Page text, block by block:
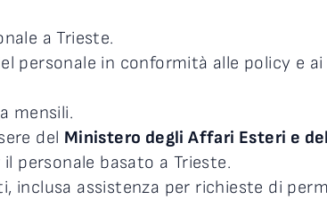
a Trieste.
personale in conformità alle policy e ai
mensili.
del Ministero degli Affari Esteri e
il personale basato a Trieste.
inclusa assistenza per richieste di